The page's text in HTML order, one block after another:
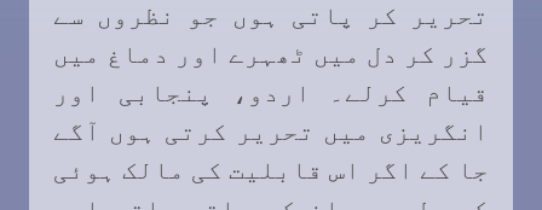
تحریر کر پاتی ہوں جو نظروں سے
گزر کر دل میں ٹھہرے اور دماغ میں
قیام کرلے۔ اردو، پنجابی اور
انگریزی میں تحریر کرتی ہوں آگے
جا کے اگر اس قابلیت کی مالک ہوئی